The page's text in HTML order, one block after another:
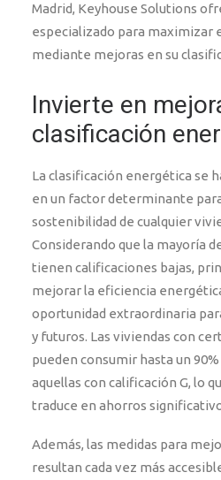
Madrid, Keyhouse Solutions
especializado para maximizar
mediante mejoras en su
Invierte en
clasificación
La clasificación energética se
en un factor determinante
sostenibilidad de cualquier
Considerando que la mayoría
tienen calificaciones bajas,
mejorar la eficiencia
oportunidad extraordinaria
y futuros. Las viviendas con
pueden consumir hasta un
aquellas con calificación G, lo
traduce en ahorros
Además, las medidas para
resultan cada vez más